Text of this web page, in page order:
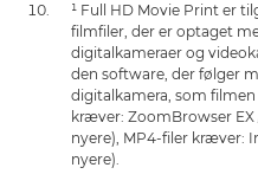
¹ Full HD Movie Print er
filmfiler, der er optaget
digitalkameraer og
den software, der følger
digitalkamera, som
kræver: ZoomBrowser
nyere), MP4-filer kræver:
nyere).